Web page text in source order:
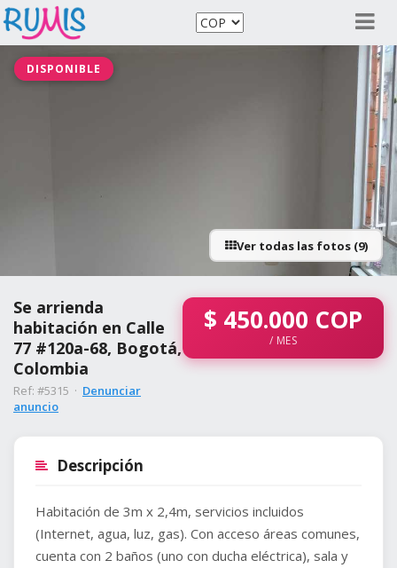
DISPONIBLE
Ver todas las fotos (9)
Se arrienda
habitación en Calle
77 #120a-68, Bogotá,
Colombia
Ref: #5315 · Denunciar
anuncio
$ 450.000 COP
/ MES
Descripción
Habitación de 3m x 2,4m, servicios incluidos
(Internet, agua, luz, gas). Con acceso áreas comunes,
cuenta con 2 baños (uno con ducha eléctrica), sala y